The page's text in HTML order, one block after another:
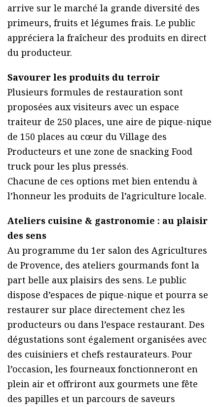
arrive sur le marché la grande diversité des
primeurs, fruits et légumes frais. Le public
appréciera la fraîcheur des produits en direct
du producteur.
Savourer les produits du terroir
Plusieurs formules de restauration sont
proposées aux visiteurs avec un espace
traiteur de 250 places, une aire de pique-nique
de 150 places au cœur du Village des
Producteurs et une zone de snacking Food
truck pour les plus pressés.
Chacune de ces options met bien entendu à
l’honneur les produits de l’agriculture locale.
Ateliers cuisine & gastronomie : au plaisir
des sens
Au programme du 1er salon des Agricultures
de Provence, des ateliers gourmands font la
part belle aux plaisirs des sens. Le public
dispose d’espaces de pique-nique et pourra se
restaurer sur place directement chez les
producteurs ou dans l’espace restaurant. Des
dégustations sont également organisées avec
des cuisiniers et chefs restaurateurs. Pour
l’occasion, les fourneaux fonctionneront en
plein air et offriront aux gourmets une fête
des papilles et un parcours de saveurs